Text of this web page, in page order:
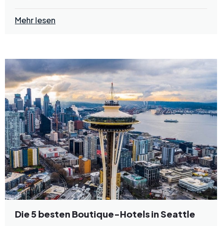
Mehr lesen
Die 5 besten Boutique-Hotels in Seattle